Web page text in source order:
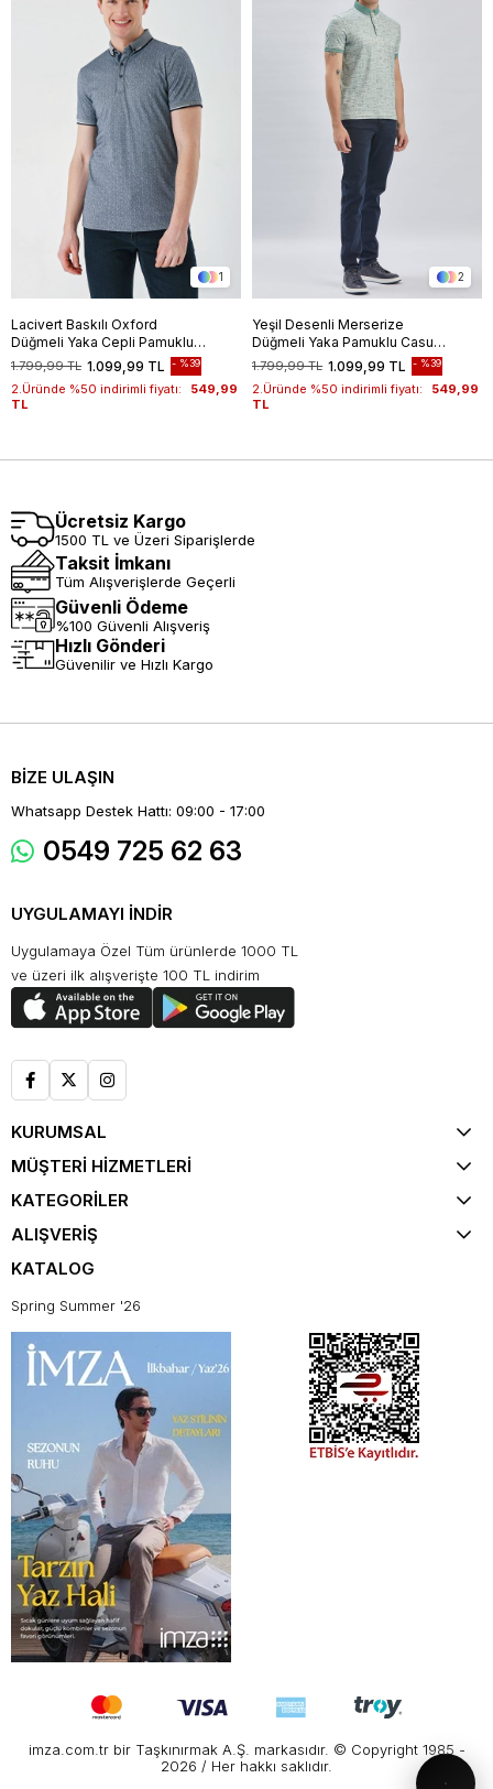
1
Lacivert Baskılı Oxford
Düğmeli Yaka Cepli Pamuklu
Casual Slim Fit Dar Kesim
Tişört 1011240177
1.099,99 TL
1.799,99 TL %39
2.Üründe %50 indirimli fiyatı:
549,99
TL
2
Yeşil Desenli Merserize
Düğmeli Yaka Pamuklu Casual
Slim Fit Dar Kesim Tişört
1011240160
1.099,99 TL
1.799,99 TL %39
2.Üründe %50 indirimli fiyatı:
549,99
TL
Ücretsiz Kargo
1500 TL ve Üzeri Siparişlerde
Taksit İmkanı
Tüm Alışverişlerde Geçerli
Güvenli Ödeme
%100 Güvenli Alışveriş
Hızlı Gönderi
Güvenilir ve Hızlı Kargo
BİZE ULAŞIN
Whatsapp Destek Hattı: 09:00 - 17:00
0549 725 62 63
UYGULAMAYI İNDİR
Uygulamaya Özel Tüm ürünlerde 1000 TL
ve üzeri ilk alışverişte 100 TL indirim
KURUMSAL
MÜŞTERİ HİZMETLERİ
KATEGORİLER
ALIŞVERİŞ
KATALOG
Spring Summer '26
imza.com.tr bir Taşkınırmak A.Ş. markasıdır. © Copyright 1985 -
2026 / Her hakkı saklıdır.